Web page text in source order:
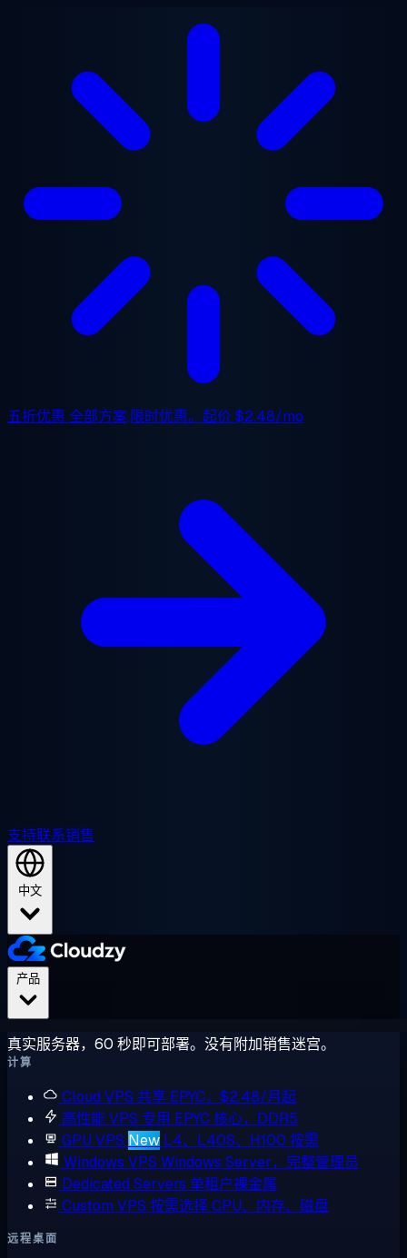
五折优惠 全部方案,限时优惠。起价$2.48/mo
支持联系销售
中文
真实服务器，60 秒即可部署。没有附加销售迷宫。
计算
Cloud VPS 共享 EPYC，$2.48/月起
高性能 VPS 专用 EPYC 核心，DDR5
GPU VPS New L4、L40S、H100 按需
Windows VPS Windows Server，完整管理员
Dedicated Servers 单租户裸金属
Custom VPS 按需选择 CPU、内存、磁盘
远程桌面